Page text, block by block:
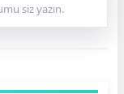
siz yazın.